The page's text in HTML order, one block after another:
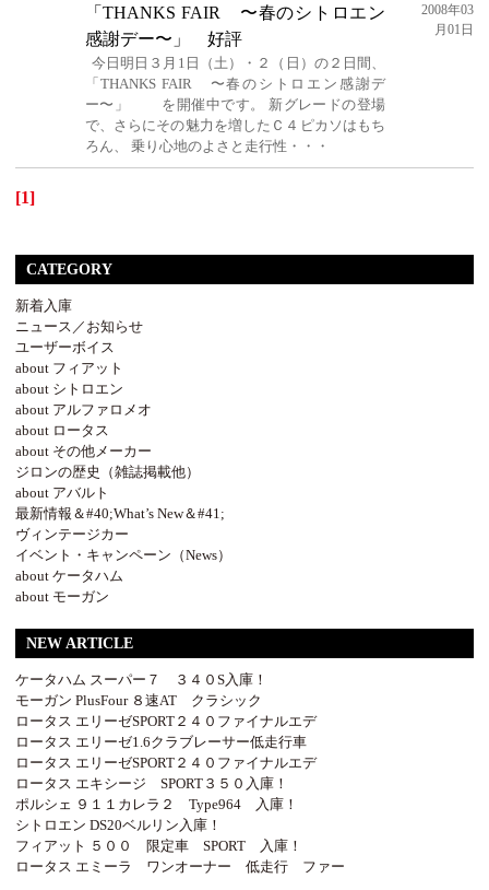
「THANKS FAIR 〜春のシトロエン
感謝デー〜」 好評
今日明日３月1日（土）・２（日）の２日間、
「THANKS FAIR 〜春のシトロエン感謝デ
ー〜」 を開催中です。 新グレードの登場
で、さらにその魅力を増したＣ４ピカソはもち
ろん、 乗り心地のよさと走行性・・・
2008年03
月01日
[1]
CATEGORY
新着入庫
ニュース／お知らせ
ユーザーボイス
about フィアット
about シトロエン
about アルファロメオ
about ロータス
about その他メーカー
ジロンの歴史（雑誌掲載他）
about アバルト
最新情報＆#40;What’s New＆#41;
ヴィンテージカー
イベント・キャンペーン（News）
about ケータハム
about モーガン
NEW ARTICLE
ケータハム スーパー７ ３４０S入庫！
モーガン PlusFour ８速AT クラシック
ロータス エリーゼSPORT２４０ファイナルエデ
ロータス エリーゼ1.6クラブレーサー低走行車
ロータス エリーゼSPORT２４０ファイナルエデ
ロータス エキシージ SPORT３５０入庫！
ポルシェ ９１１カレラ２ Type964 入庫！
シトロエン DS20ベルリン入庫！
フィアット ５００ 限定車 SPORT 入庫！
ロータス エミーラ ワンオーナー 低走行 ファー